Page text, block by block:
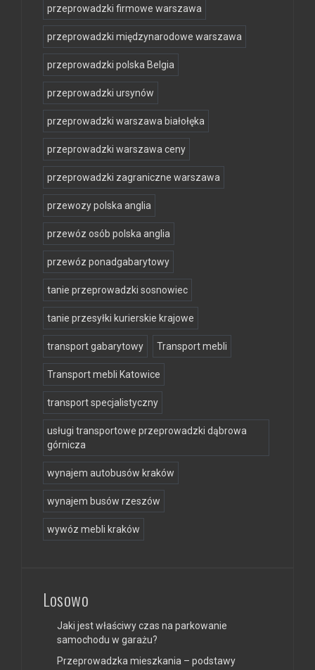
przeprowadzki firmowe warszawa
przeprowadzki międzynarodowe warszawa
przeprowadzki polska Belgia
przeprowadzki ursynów
przeprowadzki warszawa białołęka
przeprowadzki warszawa ceny
przeprowadzki zagraniczne warszawa
przewozy polska anglia
przewóz osób polska anglia
przewóz ponadgabarytowy
tanie przeprowadzki sosnowiec
tanie przesyłki kurierskie krajowe
transport gabarytowy Transport mebli
Transport mebli Katowice
transport specjalistyczny
usługi transportowe przeprowadzki dąbrowa
górnicza
wynajem autobusów kraków
wynajem busów rzeszów
wywóz mebli kraków
Losowo
Jaki jest właściwy czas na parkowanie
samochodu w garażu?
Przeprowadzka mieszkania – podstawy